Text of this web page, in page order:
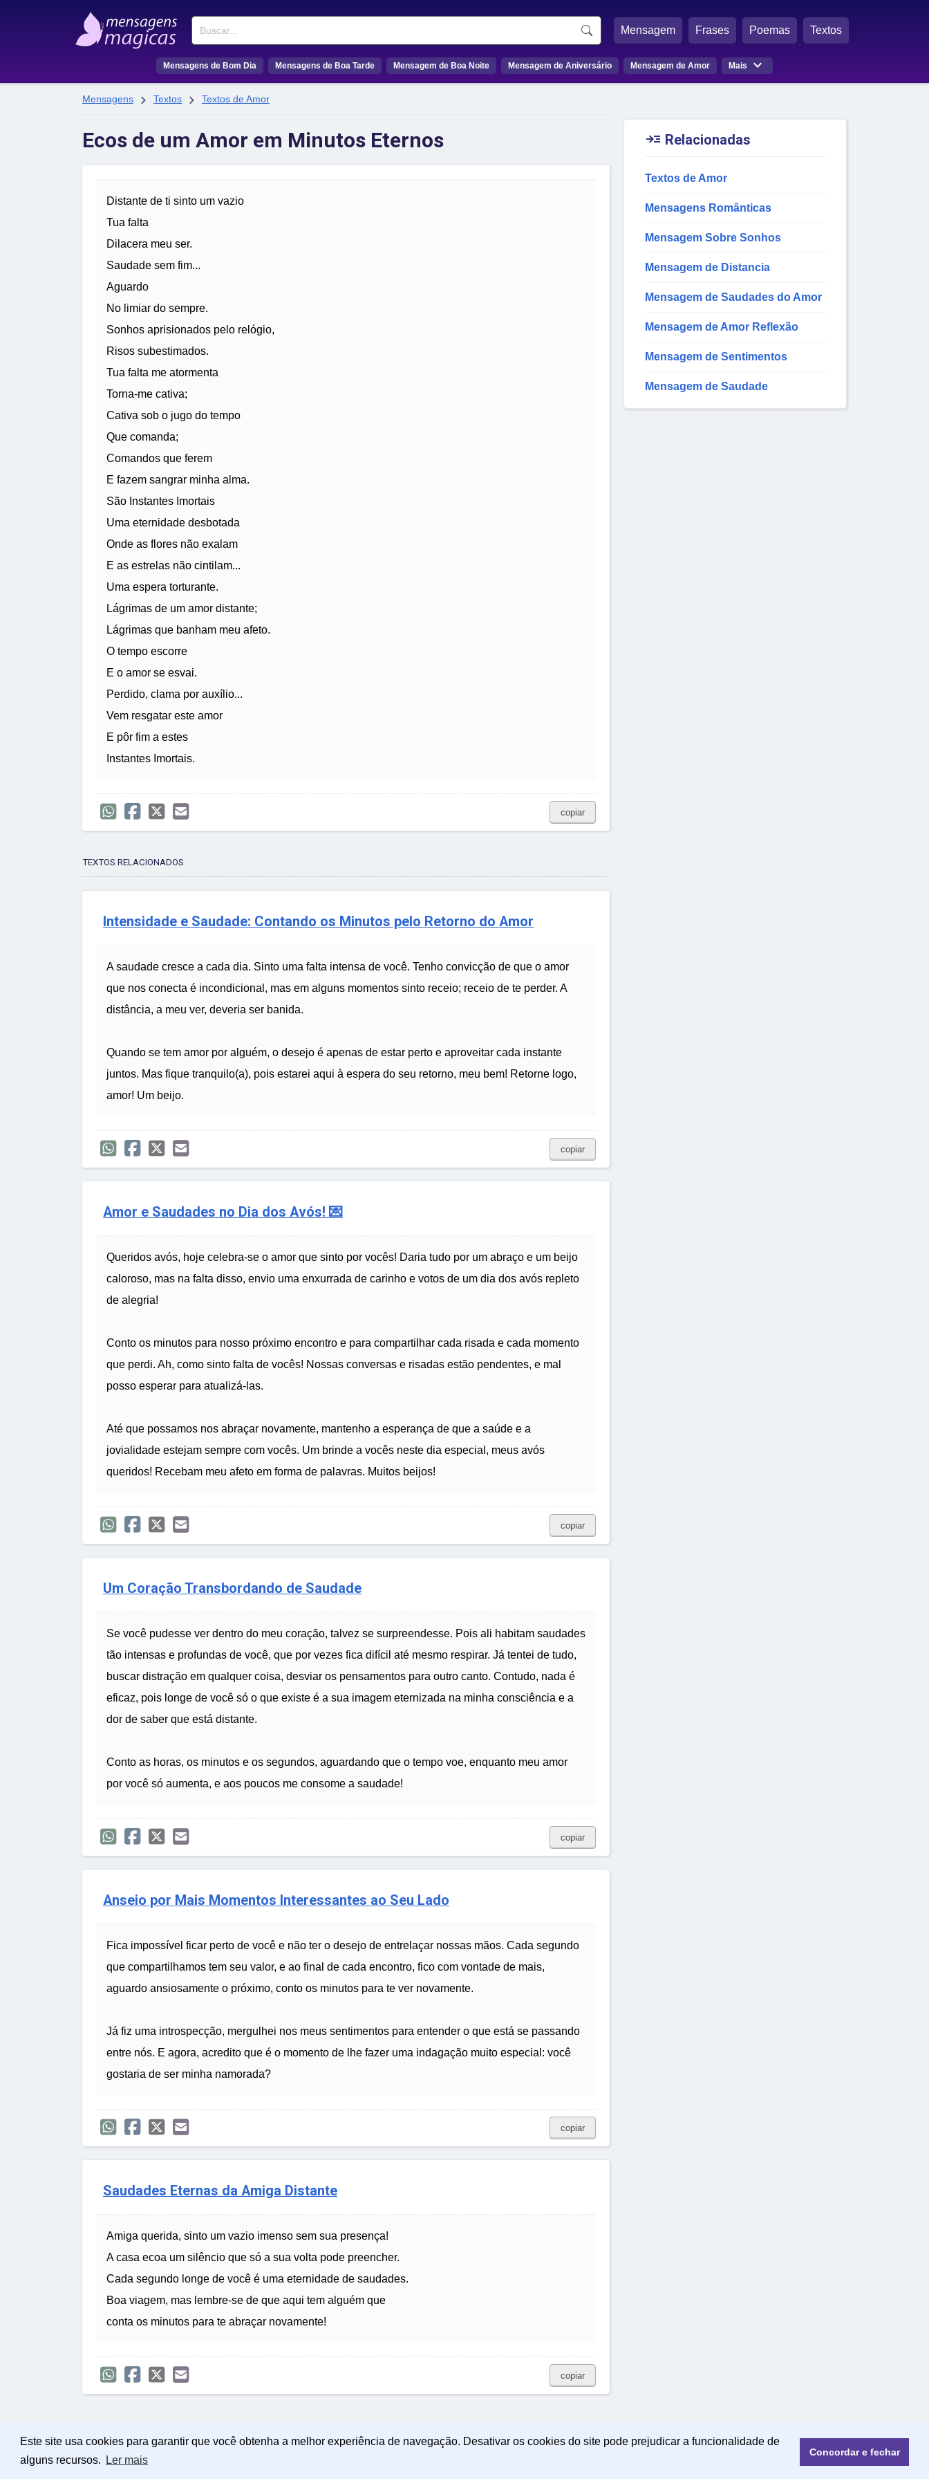
Este site usa cookies para garantir que você obtenha a melhor experiência de navegação. Desativar os cookies do site pode prejudicar a funcionalidade de
alguns recursos.
Ler mais
Concordar e fechar
Buscar Mensagem Frases Poemas Textos
Mensagens de Bom Dia Mensagens de Boa Tarde Mensagem de Boa Noite Mensagem de Aniversário Mensagem de Amor Mais 
Mensagens  Textos  Textos de Amor
Ecos de um Amor em Minutos Eternos
Distante de ti sinto um vazio
Tua falta
Dilacera meu ser.
Saudade sem fim...
Aguardo
No limiar do sempre.
Sonhos aprisionados pelo relógio,
Risos subestimados.
Tua falta me atormenta
Torna-me cativa;
Cativa sob o jugo do tempo
Que comanda;
Comandos que ferem
E fazem sangrar minha alma.
São Instantes Imortais
Uma eternidade desbotada
Onde as flores não exalam
E as estrelas não cintilam...
Uma espera torturante.
Lágrimas de um amor distante;
Lágrimas que banham meu afeto.
O tempo escorre
E o amor se esvai.
Perdido, clama por auxílio...
Vem resgatar este amor
E pôr fim a estes
Instantes Imortais.
copiar
TEXTOS RELACIONADOS
Intensidade e Saudade: Contando os Minutos pelo Retorno do Amor
A saudade cresce a cada dia. Sinto uma falta intensa de você. Tenho convicção de que o amor
que nos conecta é incondicional, mas em alguns momentos sinto receio; receio de te perder. A
distância, a meu ver, deveria ser banida.
Quando se tem amor por alguém, o desejo é apenas de estar perto e aproveitar cada instante
juntos. Mas fique tranquilo(a), pois estarei aqui à espera do seu retorno, meu bem! Retorne logo,
amor! Um beijo.
copiar
Amor e Saudades no Dia dos Avós! 💌
Queridos avós, hoje celebra-se o amor que sinto por vocês! Daria tudo por um abraço e um beijo
caloroso, mas na falta disso, envio uma enxurrada de carinho e votos de um dia dos avós repleto
de alegria!
Conto os minutos para nosso próximo encontro e para compartilhar cada risada e cada momento
que perdi. Ah, como sinto falta de vocês! Nossas conversas e risadas estão pendentes, e mal
posso esperar para atualizá-las.
Até que possamos nos abraçar novamente, mantenho a esperança de que a saúde e a
jovialidade estejam sempre com vocês. Um brinde a vocês neste dia especial, meus avós
queridos! Recebam meu afeto em forma de palavras. Muitos beijos!
copiar
Um Coração Transbordando de Saudade
Se você pudesse ver dentro do meu coração, talvez se surpreendesse. Pois ali habitam saudades
tão intensas e profundas de você, que por vezes fica difícil até mesmo respirar. Já tentei de tudo,
buscar distração em qualquer coisa, desviar os pensamentos para outro canto. Contudo, nada é
eficaz, pois longe de você só o que existe é a sua imagem eternizada na minha consciência e a
dor de saber que está distante.
Conto as horas, os minutos e os segundos, aguardando que o tempo voe, enquanto meu amor
por você só aumenta, e aos poucos me consome a saudade!
copiar
Anseio por Mais Momentos Interessantes ao Seu Lado
Fica impossível ficar perto de você e não ter o desejo de entrelaçar nossas mãos. Cada segundo
que compartilhamos tem seu valor, e ao final de cada encontro, fico com vontade de mais,
aguardo ansiosamente o próximo, conto os minutos para te ver novamente.
Já fiz uma introspecção, mergulhei nos meus sentimentos para entender o que está se passando
entre nós. E agora, acredito que é o momento de lhe fazer uma indagação muito especial: você
gostaria de ser minha namorada?
copiar
Saudades Eternas da Amiga Distante
Amiga querida, sinto um vazio imenso sem sua presença!
A casa ecoa um silêncio que só a sua volta pode preencher.
Cada segundo longe de você é uma eternidade de saudades.
Boa viagem, mas lembre-se de que aqui tem alguém que
conta os minutos para te abraçar novamente!
copiar
 Relacionadas
Textos de Amor
Mensagens Românticas
Mensagem Sobre Sonhos
Mensagem de Distancia
Mensagem de Saudades do Amor
Mensagem de Amor Reflexão
Mensagem de Sentimentos
Mensagem de Saudade